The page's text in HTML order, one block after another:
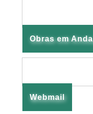
Obras em
Webmail